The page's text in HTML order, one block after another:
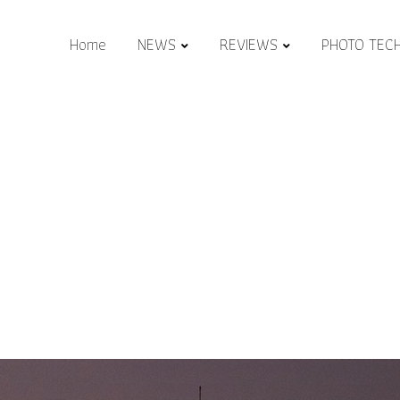
Home NEWS REVIEWS PHOTO